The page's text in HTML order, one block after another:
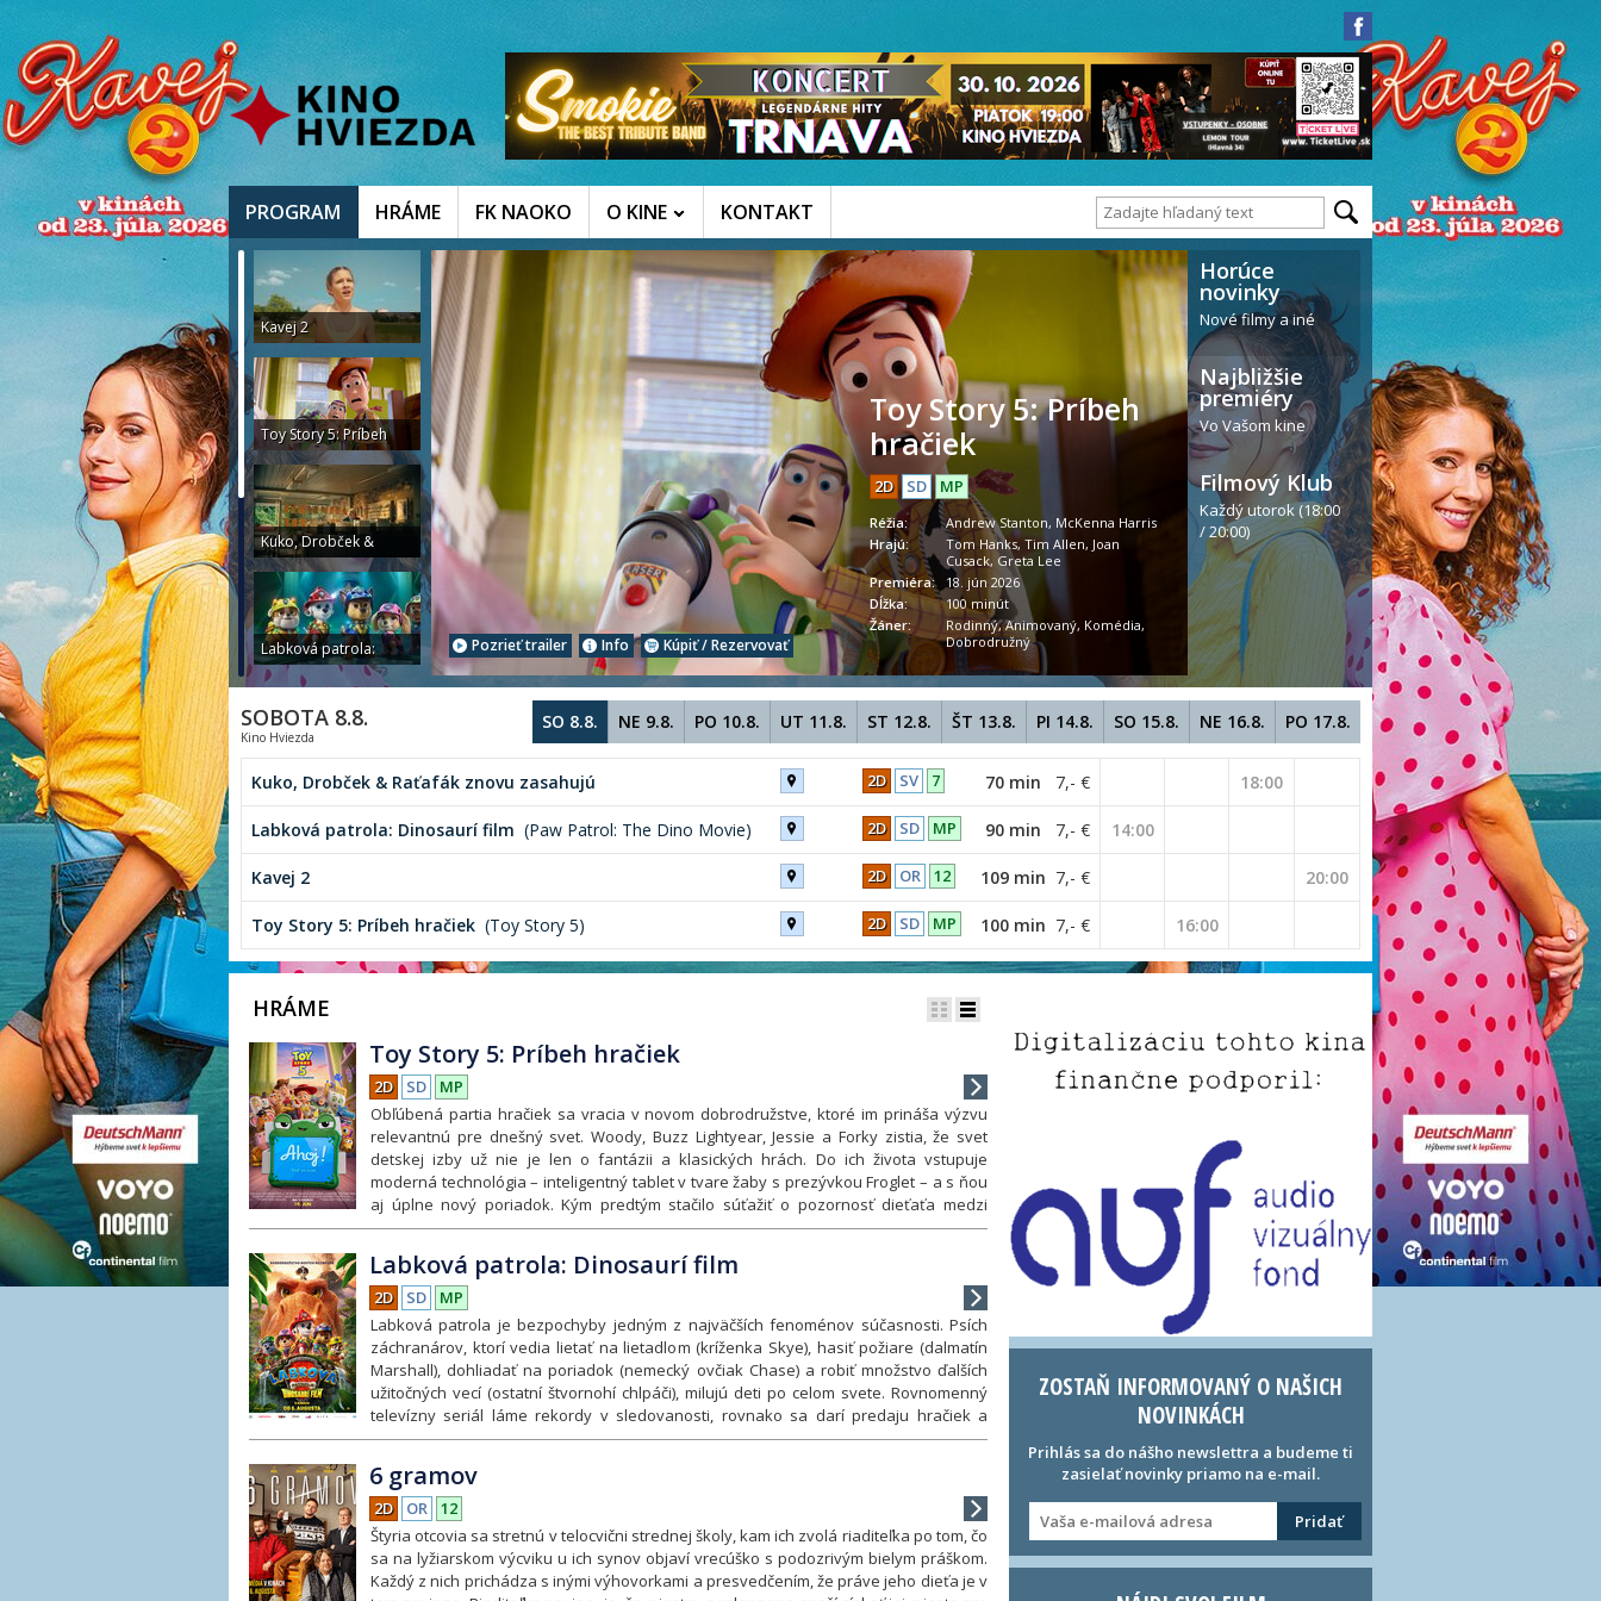
PROGRAM HRÁME FK NAOKO O KINE KONTAKT
Horúce
novinky
Nové filmy a iné
Najbližšie
premiéry
Vo Vašom kine
Filmový Klub
Každý utorok (18:00
/ 20:00)
Kavej 2
Toy Story 5: Príbeh
hračiek
Kuko, Drobček &
Raťafák znovu
zasahujú
Labková patrola:
Dinosaurí film
Zmrzlinár
Dovolenka v "raji"
Pozrieť trailer Info Kúpiť / Rezervovať
Toy Story 5: Príbeh
hračiek
2D SD MP
Réžia:
Andrew Stanton, McKenna Harris
Hrajú:
Tom Hanks, Tim Allen, Joan
Cusack, Greta Lee
Premiéra:
18. jún 2026
Dĺžka:
100 minút
Žáner:
Rodinný, Animovaný, Komédia,
Dobrodružný
SO 8.8. NE 9.8. PO 10.8. UT 11.8. ST 12.8. ŠT 13.8. PI 14.8. SO 15.8. NE 16.8. PO 17.8.
SOBOTA 8.8.
Kino Hviezda
Kuko, Drobček & Raťafák znovu zasahujú 2D SV 7 70 min 7,- € 18:00
Labková patrola: Dinosaurí film (Paw Patrol: The Dino Movie) 2D SD MP 90 min 7,- € 14:00
Kavej 2 2D OR 12 109 min 7,- € 20:00
Toy Story 5: Príbeh hračiek (Toy Story 5) 2D SD MP 100 min 7,- € 16:00
HRÁME
Toy Story 5: Príbeh hračiek
2D SD
MP
Obľúbená partia hračiek sa vracia v novom dobrodružstve, ktoré im prináša výzvu
relevantnú pre dnešný svet. Woody, Buzz Lightyear, Jessie a Forky zistia, že svet
detskej izby už nie je len o fantázii a klasických hrách. Do ich života vstupuje
moderná technológia – inteligentný tablet v tvare žaby s prezývkou Froglet – a s ňou
aj úplne nový poriadok. Kým predtým stačilo súťažiť o pozornosť dieťaťa medzi
plyšovými zvieratkami a plastovými hrdinami, teraz sa hračky musia vyrovnať s
konkurenciou digitálnej zábavy, ktorá môže pohltit všetok ich čas a fantáziu. Žabka
sa rýchlo stáva stredobodom pozornosti a Woody a Buzz sa pýtajú, aké miesto majú
klasické hračky vo svete dotykových obrazoviek a aplikácií. Nový príbeh nie je len
ďalším vzrušujúcim dobrodružstvom, ale aj citlivým pohľadom na premenu sveta detí.
Prináša humor, akciu a emócie, ktoré sú typické pre túto sériu, a zároveň sa zaoberá
témami priateľstva, lojality a schopnosti prosperovať v neustále sa meniacom svete.
Vráti sa pôvodné obsadenie s Tomom Hanksom ako Woodym, Timom Allenom ako
Buzzom Lightyearom, Joan Cusackovou ako Jessie a Tony Haleom ako Forkym.
Andrew Stanton prevzal úlohu režiséra spolu s režisérkou Kennou Harrisovou. Toy
priateľstvo – a sila predstavivosti – majú stále svoje miesto v digitálnom veku.
Zobraziť viac
Labková patrola: Dinosaurí film
2D SD
MP
Labková patrola je bezpochyby jedným z najväčších fenoménov súčasnosti. Psích
záchranárov, ktorí vedia lietať na lietadlom (kríženka Skye), hasiť požiare (dalmatín
Marshall), dohliadať na poriadok (nemecký ovčiak Chase) a robiť množstvo ďalších
užitočných vecí (ostatní štvornohí chlpáči), milujú deti po celom svete. Rovnomenný
televízny seriál láme rekordy v sledovanosti, rovnako sa darí predaju hračiek a
podobne úspešné boli aj ich dve filmové dobrodružstvá. A teraz je tu nový film a
doteraz žijú dinosaury. O tomto kolosálnom objave sa, bohužiaľ, dozvie aj starosta
Humdinger, najväčší nepriateľ psích záchranárov, ktorý navyše zistí, že sa na ostrove
nachádza aj obrie nálezisko diamantov. Tie sú pre neho oveľa zaujímavejšie ako
prerastené jaštery. Rozhodne sa ich vyťažiť s pomocou dynamitu, aby to šlo
rýchlejšie, no nevšimne si, že sa kúsok od diamantovej bane nachádza spiaca sopka,
ktorú pár výbuchov s istotou prebudí. V tej chvíli prichádza na rad Labková patrola a
6 gramov
2D OR
12
Štyria otcovia sa stretnú v telocvični strednej školy, kam ich zvolá riaditeľka po tom, čo
sa na lyžiarskom výcviku u ich synov objaví vrecúško s podozrivým bielym práškom.
Každý z nich prichádza s inými výhovorkami a presvedčením, že práve jeho dieťa je v
ZOSTAŇ INFORMOVANÝ O NAŠICH
NOVINKÁCH
Prihlás sa do nášho newslettra a budeme ti
zasielať novinky priamo na e-mail.